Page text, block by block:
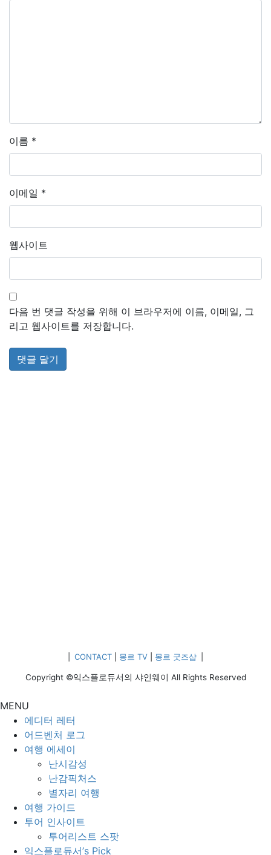
이름 *
이메일 *
웹사이트
다음 번 댓글 작성을 위해 이 브라우저에 이름, 이메일, 그
리고 웹사이트를 저장합니다.
CONTACT 몽르 TV 몽르 굿즈샵
Copyright ©익스플로듀서의 샤인웨이 All Rights Reserved
MENU
에디터 레터
어드벤처 로그
여행 에세이
난시감성
난감픽처스
별자리 여행
여행 가이드
투어 인사이트
투어리스트 스팟
익스플로듀서’s Pick